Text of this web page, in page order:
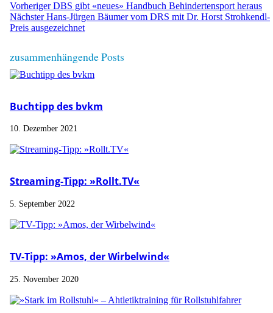
Vorheriger DBS gibt «neues» Handbuch Behindertensport heraus
Nächster Hans-Jürgen Bäumer vom DRS mit Dr. Horst Strohkendl-
Preis ausgezeichnet
zusammenhängende Posts
Buchtipp des bvkm
10. Dezember 2021
Streaming-Tipp: »Rollt.TV«
5. September 2022
TV-Tipp: »Amos, der Wirbelwind«
25. November 2020